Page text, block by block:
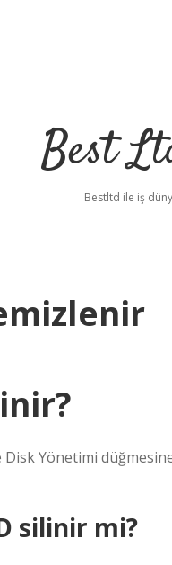
Best
Bestltd ile iş
Yönetimi
silinir mi?